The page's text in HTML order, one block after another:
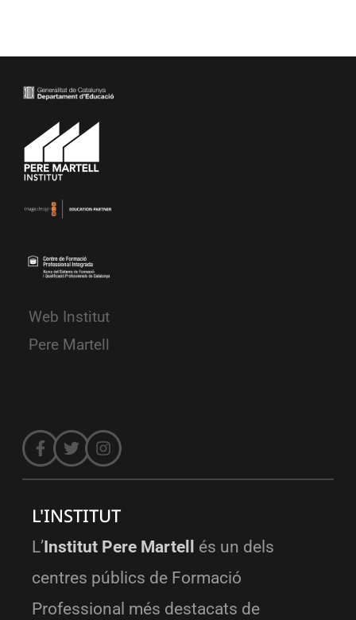
Web Institut
Pere Martell
L'INSTITUT
L’Institut Pere Martell
és un dels
centres públics de Formació
Professional més destacats de